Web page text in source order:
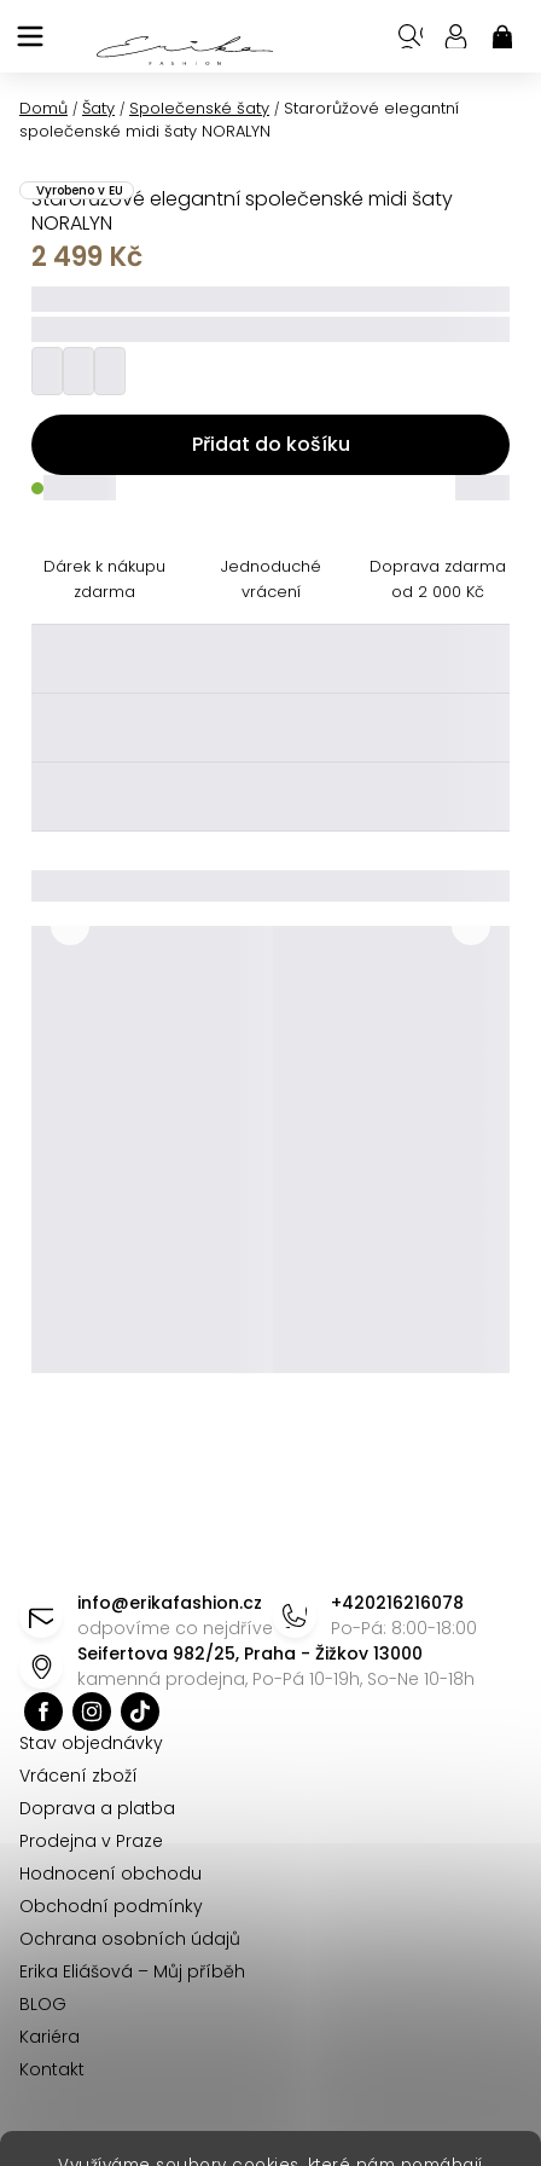
na
Domů / Šaty / Společenské šaty / Starorůžové elegantní
společenské midi šaty NORALYN
Starorůžové elegantní společenské midi šaty
NORALYN
Vyrobeno v EU
2 499 Kč
Přidat do košíku
Dárek k nákupu
zdarma
Jednoduché
vrácení
Doprava zdarma
od 2 000 Kč
info@erikafashion.cz
odpovíme co nejdříve
+420216216078
Po-Pá: 8:00-18:00
Seifertova 982/25, Praha - Žižkov 13000
kamenná prodejna, Po-Pá 10-19h, So-Ne 10-18h
Stav objednávky
Vrácení zboží
Doprava a platba
Prodejna v Praze
Hodnocení obchodu
Obchodní podmínky
Ochrana osobních údajů
Erika Eliášová – Můj příběh
BLOG
Kariéra
Kontakt